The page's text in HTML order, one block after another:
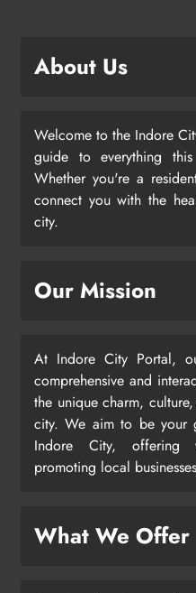
About Us
Welcome to the Indore
guide to everything
Whether you're a
connect you with the
city.
Our Mission
At Indore City Portal,
comprehensive and
the unique charm,
city. We aim to be your
Indore City, offering
promoting local
What We Offer